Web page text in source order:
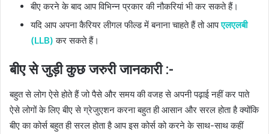
बीए करने के बाद आप विभिन्न प्रकार की नौकरियां भी कर सकते हैं।
यदि आप अपना कैरियर लीगल फील्ड में बनाना चाहते हैं तो आपएलएलबी
(LLB)कर सकते हैं।
बीए से जुड़ी कुछ जरुरी जानकारी :-
बहुत से लोग ऐसे होते हैं जो पैसे और समय की वजह से अपनी पढ़ाई नहीं कर पाते
ऐसे लोगों के लिए बीए से ग्रेजुएशन करना बहुत ही आसान और सरल होता है क्योंकि
बीए का कोर्स बहुत ही सरल होता है आप इस कोर्स को करने के साथ-साथ कहीं